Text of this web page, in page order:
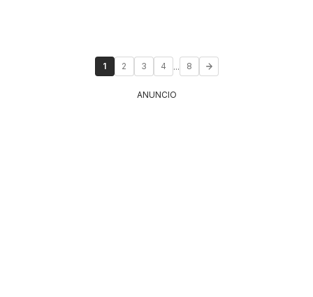
1 2 3 4 ... 8
ANUNCIO